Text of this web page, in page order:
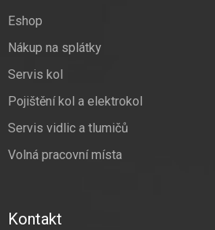
Eshop
Nákup na splátky
Servis kol
Pojištění kol a elektrokol
Servis vidlic a tlumičů
Volná pracovní místa
Kontakt